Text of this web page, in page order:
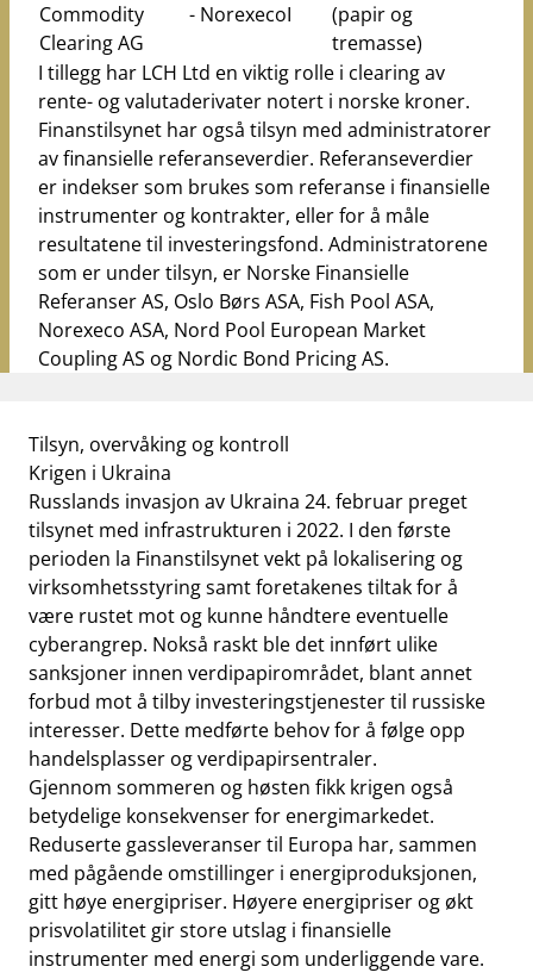
Commodity
Clearing AG
- NorexecoI
(papir og
tremasse)
I tillegg har LCH Ltd en viktig rolle i clearing av
rente- og valutaderivater notert i norske kroner.
Finanstilsynet har også tilsyn med administratorer
av finansielle referanseverdier. Referanseverdier
er indekser som brukes som referanse i finansielle
instrumenter og kontrakter, eller for å måle
resultatene til investeringsfond. Administratorene
som er under tilsyn, er Norske Finansielle
Referanser AS, Oslo Børs ASA, Fish Pool ASA,
Norexeco ASA, Nord Pool European Market
Coupling AS og Nordic Bond Pricing AS.
Tilsyn, overvåking og kontroll
Krigen i Ukraina
Russlands invasjon av Ukraina 24. februar preget
tilsynet med infrastrukturen i 2022. I den første
perioden la Finanstilsynet vekt på lokalisering og
virksomhetsstyring samt foretakenes tiltak for å
være rustet mot og kunne håndtere eventuelle
cyberangrep. Nokså raskt ble det innført ulike
sanksjoner innen verdipapirområdet, blant annet
forbud mot å tilby investeringstjenester til russiske
interesser. Dette medførte behov for å følge opp
handelsplasser og verdipapirsentraler.
Gjennom sommeren og høsten fikk krigen også
betydelige konsekvenser for energimarkedet.
Reduserte gassleveranser til Europa har, sammen
med pågående omstillinger i energiproduksjonen,
gitt høye energipriser. Høyere energipriser og økt
prisvolatilitet gir store utslag i finansielle
instrumenter med energi som underliggende vare.